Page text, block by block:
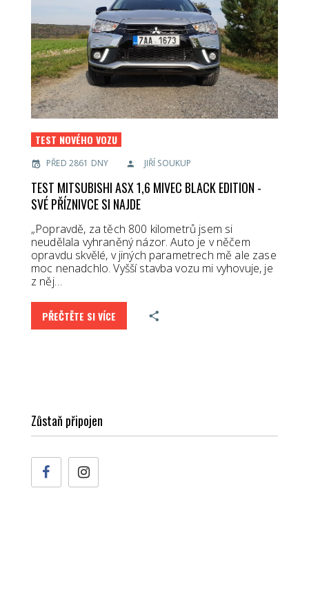
TEST NOVÉHO VOZU
PŘED 2861 DNY JIŘÍ SOUKUP
TEST MITSUBISHI ASX 1,6 MIVEC BLACK EDITION -
SVÉ PŘÍZNIVCE SI NAJDE
„Popravdě, za těch 800 kilometrů jsem si
neudělala vyhraněný názor. Auto je v něčem
opravdu skvělé, v jiných parametrech mě ale zase
moc nenadchlo. Vyšší stavba vozu mi vyhovuje, je
z něj…
PŘEČTĚTE SI VÍCE
Zůstaň připojen